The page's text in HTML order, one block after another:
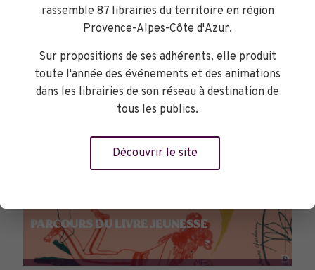
PARCOURS DU LIVRE JEUNESSE
rassemble 87 librairies du territoire en région
Provence-Alpes-Côte d'Azur.
Sur propositions de ses adhérents, elle produit
toute l'année des événements et des animations
dans les librairies de son réseau à destination de
tous les publics.
Découvrir le site